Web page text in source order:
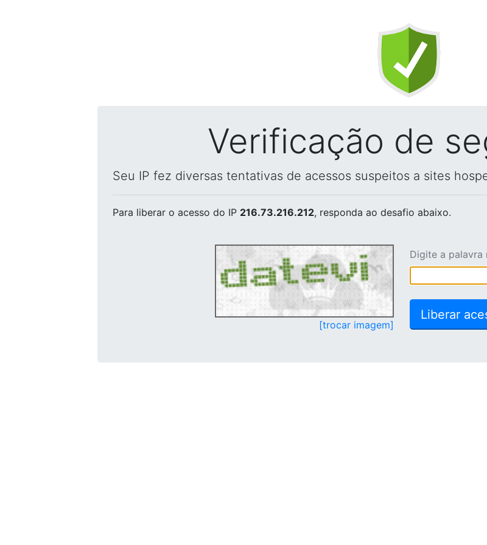
Verificação de
Seu IP fez diversas tentativas de acessos suspeitos a sites
Para liberar o acesso do IP 216.73.216.212, responda ao desafio abaixo.
[trocar imagem]
Digite a palavra